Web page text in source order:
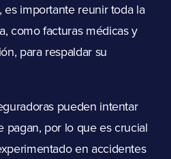
importante reunir toda la
como facturas médicas y
para respaldar su
pueden intentar
pagan, por lo que es crucial
en accidentes